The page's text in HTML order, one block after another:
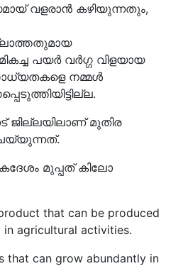
വളരാൻ കഴിയുന്നതും,
പയർ വർഗ്ഗ വിളയായ
നമ്മൾ
ജില്ലയിലാണ് മുതിര
മുപ്പത് കിലോ
that can be produced
agricultural activities.
that can grow abundantly in